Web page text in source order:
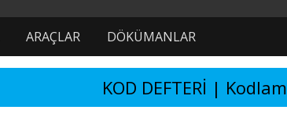
ARAÇLAR DÖKÜMANLAR
KOD DEFTERİ |